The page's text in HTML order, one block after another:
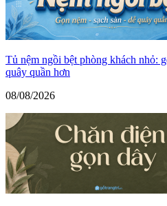
Tủ nệm ngồi bệt phòng khách nhỏ:
quây quần hơn
08/08/2026